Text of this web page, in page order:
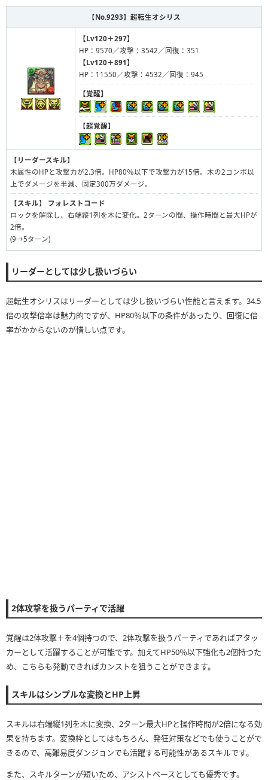
【No.9293】 超転生オシリス
【Lv120＋297】
HP：9570／攻撃：3542／回復：351
【Lv120＋891】
HP：11550／攻撃：4532／回復：945
【覚醒】
【超覚醒】
【リーダースキル】
木属性のHPと攻撃力が2.3倍。HP80％以下で攻撃力が15倍。木の2コンボ以
上でダメージを半減、固定300万ダメージ。
【スキル】
フォレストコード
ロックを解除し、右端縦1列を木に変化。2ターンの間、操作時間と最大HPが
2倍。
(9→5ターン)
リーダーとしては少し扱いづらい
超転生オシリスはリーダーとしては少し扱いづらい性能と言えます。34.5
倍の攻撃倍率は魅力的ですが、HP80％以下の条件があったり、回復に倍
率がかからないのが惜しい点です。
2体攻撃を扱うパーティで活躍
覚醒は2体攻撃＋を4個持つので、2体攻撃を扱うパーティであればアタッ
カーとして活躍することが可能です。加えてHP50％以下強化も2個持つた
め、こちらも発動できればカンストを狙うことができます。
スキルはシンプルな変換とHP上昇
スキルは右端縦1列を木に変換、2ターン最大HPと操作時間が2倍になる効
果を持ちます。変換枠としてはもちろん、発狂対策などでも使うことがで
きるので、高難易度ダンジョンでも活躍する可能性があるスキルです。
また、スキルターンが短いため、アシストベースとしても優秀です。